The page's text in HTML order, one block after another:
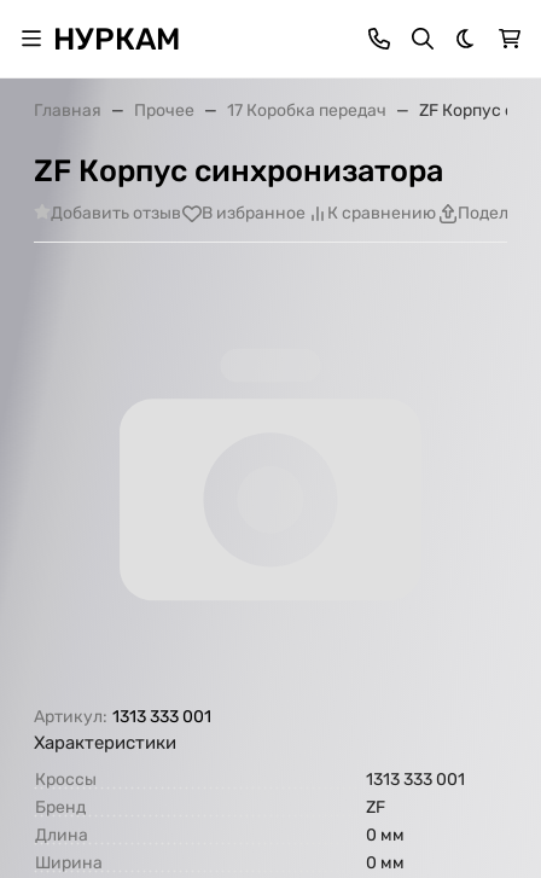
НУРКАМ Темная
Главная Прочее 17 Коробка передач ZF Корпус
ZF Корпус синхронизатора
Добавить отзыв В избранное К сравнению
Артикул: 1313 333 001
Характеристики
Кроссы
1313 333 001
Бренд
ZF
Длина
0 мм
Ширина
0 мм